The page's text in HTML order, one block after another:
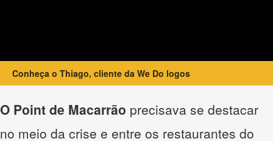
Conheça o Thiago, cliente da We Do logos
O Point de Macarrão precisava se destacar
no meio da crise e entre os restaurantes do